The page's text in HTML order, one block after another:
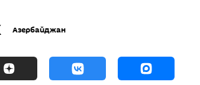
Азербайджан